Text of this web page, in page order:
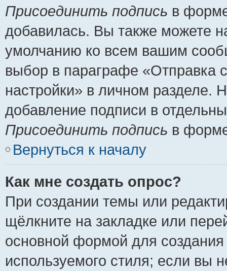
Присоединить подпись в
добавилась. Вы также можете
умолчанию ко всем вашим
выбор в параграфе «Отправка
настройки» в личном разделе.
добавление подписи в
Присоединить подпись в
Вернуться к началу
Как мне создать опрос?
При создании темы или
щёлкните на закладке или
основной формой для
используемого стиля; если вы